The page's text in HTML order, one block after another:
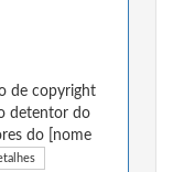
de copyright
detentor do
do [nome